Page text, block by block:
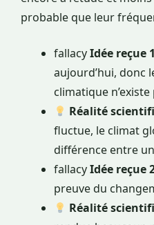
probable que leur
fallacyIdée reçue
aujourd’hui, donc
climatique n’existe
Réalité
fluctue, le climat
différence entre
fallacyIdée reçue
preuve du
Réalité